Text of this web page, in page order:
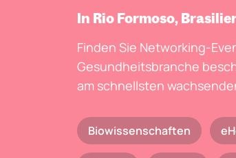
In Rio Formoso,
Finden Sie Networking-
Gesundheitsbranche
am schnellsten
Biowissenschaften